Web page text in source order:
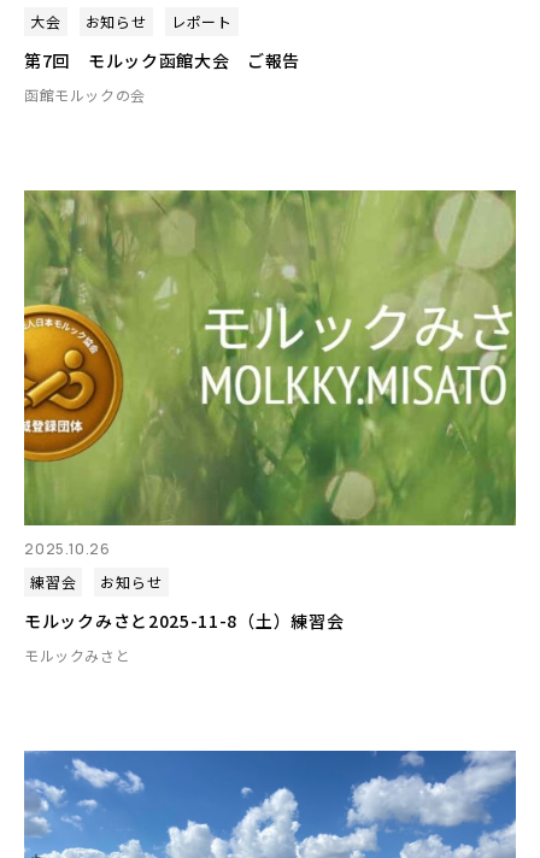
大会
お知らせ レポート
第7回 モルック函館大会 ご報告
函館モルックの会
2025.10.26
練習会
お知らせ
モルックみさと2025-11-8（土）練習会
モルックみさと